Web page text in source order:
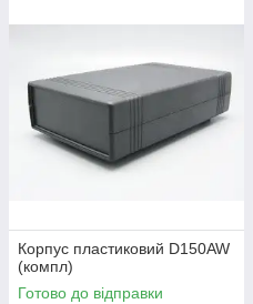
Корпус пластиковий D150AW
(компл)
Готово до відправки